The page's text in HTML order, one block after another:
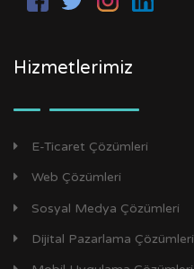
Hizmetlerimiz
E-Ticaret Çözümleri
Web Çözümleri
Sosyal Medya Çözümleri
Dijital Pazarlama Çözümleri